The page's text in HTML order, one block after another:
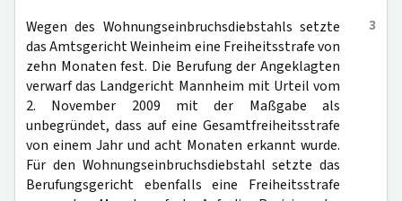
3
Wegen des Wohnungseinbruchsdiebstahls setzte
das Amtsgericht Weinheim eine Freiheitsstrafe von
zehn Monaten fest. Die Berufung der Angeklagten
verwarf das Landgericht Mannheim mit Urteil vom
2. November 2009 mit der Maßgabe als
unbegründet, dass auf eine Gesamtfreiheitsstrafe
von einem Jahr und acht Monaten erkannt wurde.
Für den Wohnungseinbruchsdiebstahl setzte das
Berufungsgericht ebenfalls eine Freiheitsstrafe